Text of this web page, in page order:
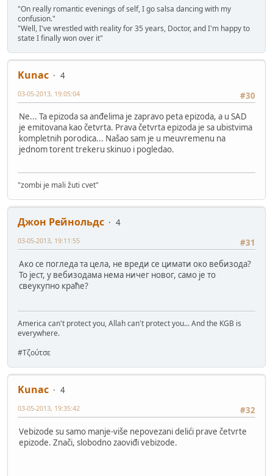
"On really romantic evenings of self, I go salsa dancing with my
confusion."
"Well, I've wrestled with reality for 35 years, Doctor, and I'm happy to
state I finally won over it"
Kunac
4
#30
03-05-2013, 19:05:04
Ne... Ta epizoda sa anđelima je zapravo peta epizoda, a u SAD
je emitovana kao četvrta. Prava četvrta epizoda je sa ubistvima
kompletnih porodica... Našao sam je u meuvremenu na
jednom torent trekeru skinuo i pogledao.
"zombi je mali žuti cvet"
Джон Рейнольдс
4
#31
03-05-2013, 19:11:55
Ако се погледа та цела, не вреди се цимати око вебизода?
То јест, у вебизодама нема ничег новог, само је то
свеукупно краће?
America can't protect you, Allah can't protect you... And the KGB is
everywhere.
#Τζούτσε
Kunac
4
#32
03-05-2013, 19:35:42
Vebizode su samo manje-više nepovezani delići prave četvrte
epizode. Znači, slobodno zaoviđi vebizode.